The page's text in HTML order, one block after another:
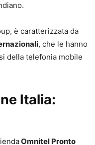
è caratterizzata da
, che le hanno
della telefonia mobile
Italia:
Omnitel Pronto